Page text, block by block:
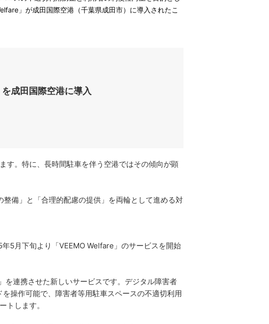
」が成田国際空港（千葉県成田市）に導入されたこ
成田国際空港に導入
す。特に、長時間駐車を伴う空港ではその傾向が顕
備」と「合理的配慮の提供」を両輪として進める対
5月下旬より「VEEMO Welfare」のサービスを開始
連携させた新しいサービスです。デジタル障害者
操作可能で、障害者等用駐車スペースの不適切利用
トします。